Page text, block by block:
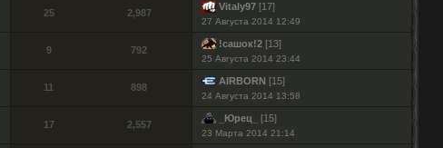
25 2,987
Vitaly97[17]
27 Августа 2014 12:49
9 792
!сашок!2[13]
25 Августа 2014 23:44
11 898
AIRBORN [15]
24 Августа 2014 13:58
17 2,557
_Юрец_ [15]
23 Марта 2014 21:14